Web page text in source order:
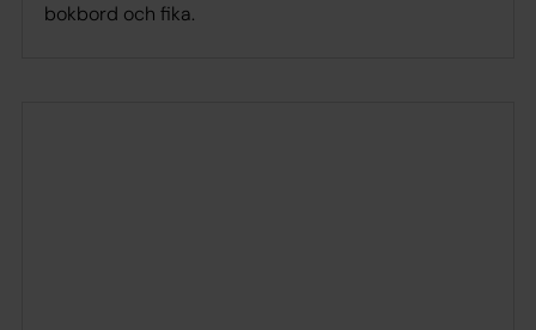
bokbord och fika.